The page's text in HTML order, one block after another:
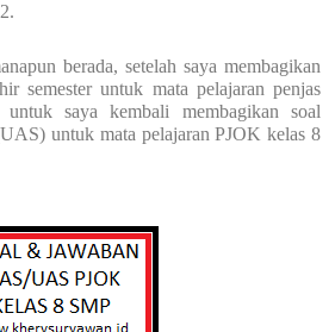
berada, setelah saya membagikan
semester untuk mata pelajaran penjas
saya kembali membagikan soal
untuk mata pelajaran PJOK kelas 8